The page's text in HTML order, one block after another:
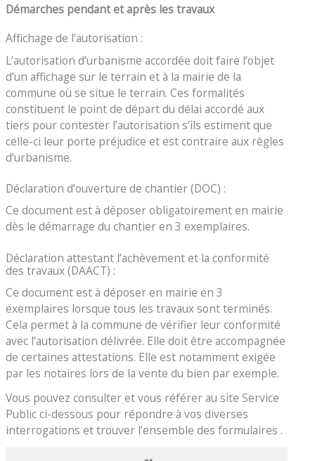
Démarches pendant et après les travaux
Affichage de l’autorisation :
L’autorisation d’urbanisme accordée doit faire l’objet
d’un affichage sur le terrain et à la mairie de la
commune où se situe le terrain. Ces formalités
constituent le point de départ du délai accordé aux
tiers pour contester l’autorisation s’ils estiment que
celle-ci leur porte préjudice et est contraire aux règles
d’urbanisme.
Déclaration d’ouverture de chantier (DOC) :
Ce document est à déposer obligatoirement en mairie
dès le démarrage du chantier en 3 exemplaires.
Déclaration attestant l’achèvement et la conformité
des travaux (DAACT) :
Ce document est à déposer en mairie en 3
exemplaires lorsque tous les travaux sont terminés.
Cela permet à la commune de vérifier leur conformité
avec l’autorisation délivrée. Elle doit être accompagnée
de certaines attestations. Elle est notamment exigée
par les notaires lors de la vente du bien par exemple.
Vous pouvez consulter et vous référer au site Service
Public ci-dessous pour répondre à vos diverses
interrogations et trouver l’ensemble des formulaires .